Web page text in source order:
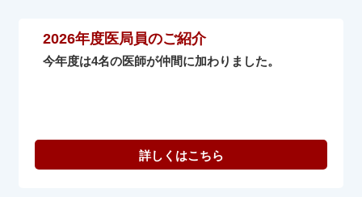
2026年度医局員のご紹介
今年度は4名の医師が仲間に加わりました。